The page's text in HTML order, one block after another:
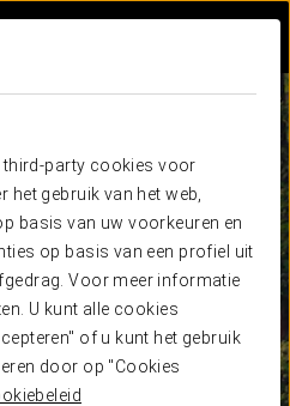
third-party cookies voor
het gebruik van het web,
basis van uw voorkeuren en
op basis van een profiel uit
Voor meer informatie
U kunt alle cookies
of u kunt het gebruik
door op "Cookies